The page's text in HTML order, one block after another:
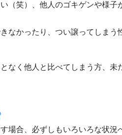
（笑）、他人のゴキゲンや様
かったり、つい譲ってしまう
なく他人と比べてしまう方、
合、必ずしもいろいろな状況